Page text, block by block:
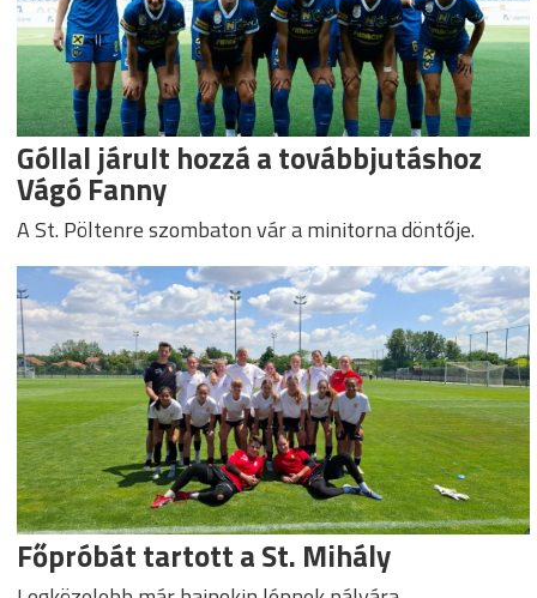
Góllal járult hozzá a továbbjutáshoz
Vágó Fanny
A St. Pöltenre szombaton vár a minitorna döntője.
Főpróbát tartott a St. Mihály